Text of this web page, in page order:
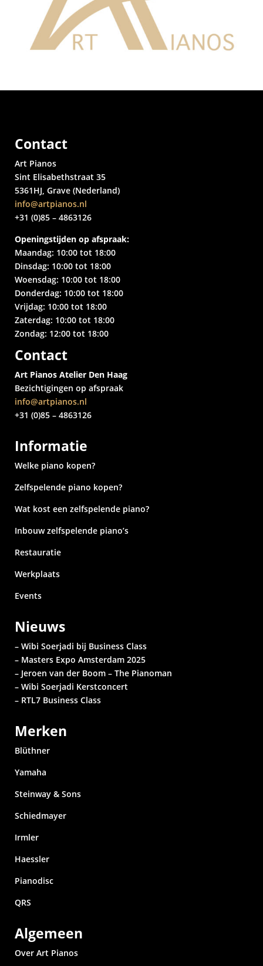
Contact
Art Pianos
Sint Elisabethstraat 35
5361HJ, Grave (Nederland)
info@artpianos.nl
+31 (0)85 – 4863126
Openingstijden op afspraak:
Maandag: 10:00 tot 18:00
Dinsdag: 10:00 tot 18:00
Woensdag: 10:00 tot 18:00
Donderdag: 10:00 tot 18:00
Vrijdag: 10:00 tot 18:00
Zaterdag: 10:00 tot 18:00
Zondag: 12:00 tot 18:00
Contact
Art Pianos Atelier Den Haag
Bezichtigingen op afspraak
info@artpianos.nl
+31 (0)85 – 4863126
Informatie
Welke piano kopen?
Zelfspelende piano kopen?
Wat kost een zelfspelende piano?
Inbouw zelfspelende piano’s
Restauratie
Werkplaats
Events
Nieuws
– Wibi Soerjadi bij Business Class
– Masters Expo Amsterdam 2025
– Jeroen van der Boom – The Pianoman
– Wibi Soerjadi Kerstconcert
– RTL7 Business Class
Merken
Blüthner
Yamaha
Steinway & Sons
Schiedmayer
Irmler
Haessler
Pianodisc
QRS
Algemeen
Over Art Pianos